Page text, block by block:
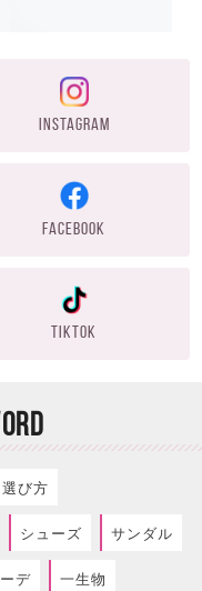
INSTAGRAM
FACEBOOK
TIKTOK
選び方
シューズ サンダル
デ 一生物